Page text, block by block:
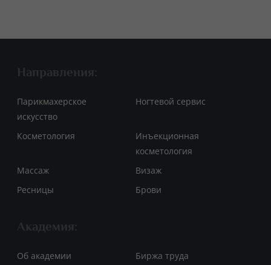
Направления:
Парикмахерское
искусство
Ногтевой сервис
Косметология
Инъекционная
косметология
Массаж
Визаж
Ресницы
Брови
Академия:
Об академии
Биржа труда